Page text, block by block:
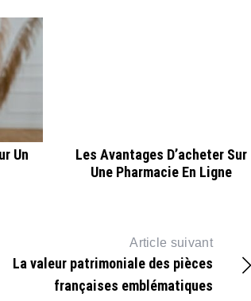
Un
Les Avantages D’acheter Sur
Une Pharmacie En Ligne
Article suivant
La valeur patrimoniale des pièces
françaises emblématiques